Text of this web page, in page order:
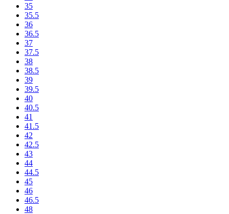
35
35.5
36
36.5
37
37.5
38
38.5
39
39.5
40
40.5
41
41.5
42
42.5
43
44
44.5
45
46
46.5
48